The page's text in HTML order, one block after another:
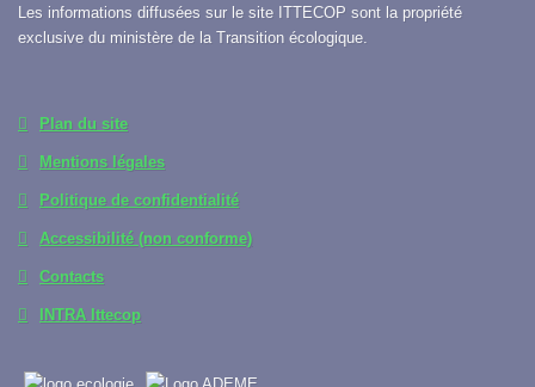
Les informations diffusées sur le site ITTECOP sont la propriété
exclusive du ministère de la Transition écologique.
Plan du site
Mentions légales
Politique de confidentialité
Accessibilité (non conforme)
Contacts
INTRA Ittecop